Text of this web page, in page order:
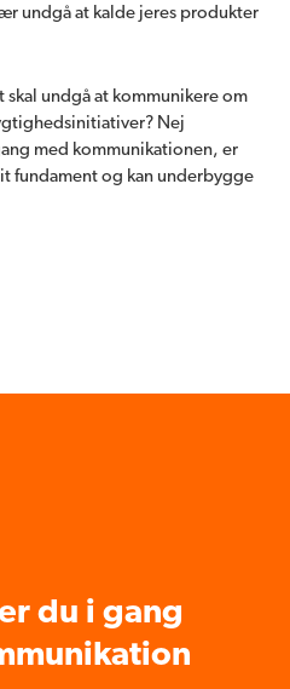
undgå at kalde jeres produkter
undgå at kommunikere om
Nej
med kommunikationen, er
fundament og kan underbygge
du i gang